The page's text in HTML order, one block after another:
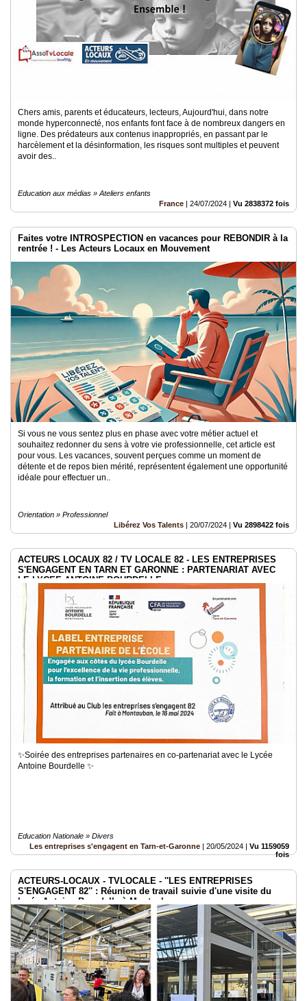
Chers amis, parents et éducateurs, lecteurs, Aujourd'hui, dans notre
monde hyperconnecté, nos enfants font face à de nombreux dangers en
ligne. Des prédateurs aux contenus inappropriés, en passant par le
harcèlement et la désinformation, les risques sont multiples et peuvent
avoir des..
Education aux médias » Ateliers enfants
France | 24/07/2024 | Vu 2838372 fois
Faites votre INTROSPECTION en vacances pour REBONDIR à la
rentrée ! - Les Acteurs Locaux en Mouvement
Si vous ne vous sentez plus en phase avec votre métier actuel et
souhaitez redonner du sens à votre vie professionnelle, cet article est
pour vous. Les vacances, souvent perçues comme un moment de
détente et de repos bien mérité, représentent également une opportunité
idéale pour effectuer un..
Orientation » Professionnel
Libérez Vos Talents | 20/07/2024 | Vu 2898422 fois
ACTEURS LOCAUX 82 / TV LOCALE 82 - LES ENTREPRISES
S'ENGAGENT EN TARN ET GARONNE : PARTENARIAT AVEC
LE LYCEE ANTOINE BOURDELLE
✨Soirée des entreprises partenaires en co-partenariat avec le Lycée
Antoine Bourdelle ✨
Education Nationale » Divers
Les entreprises s'engagent en Tarn-et-Garonne | 20/05/2024 | Vu 1159059
fois
ACTEURS-LOCAUX - TVLOCALE - ''LES ENTREPRISES
S'ENGAGENT 82'' : Réunion de travail suivie d'une visite du
lycée Antoine Bourdelle à Montauban